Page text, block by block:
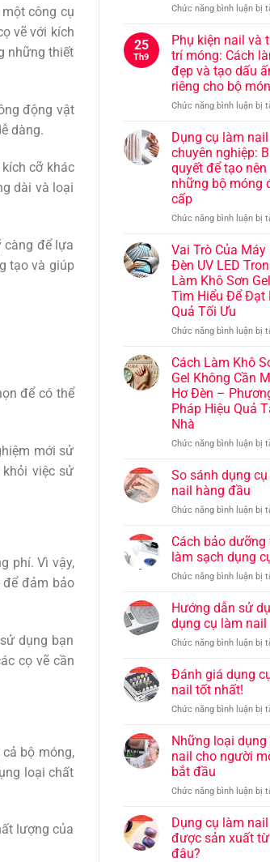
công cụ
vẽ với kích
những thiết
động vật
dàng.
cỡ khác
dài và loại
càng để lựa
tạo và giúp
để có thể
mới sử
việc sử
phí. Vì vậy,
đảm bảo
dụng bạn
cọ vẽ cần
bộ móng,
loại chất
lượng của
Chức năng bình luận bị
25
Th9
Phụ kiện nail và
trí móng: Cách
đẹp và tạo dấu
riêng cho bộ
Chức năng bình luận bị
Dụng cụ làm nail
chuyên nghiệp:
quyết để tạo nên
những bộ móng
cấp
Chức năng bình luận bị
Vai Trò Của Máy
Đèn UV LED
Làm Khô Sơn
Tìm Hiểu Để Đạt
Quả Tối Ưu
Chức năng bình luận bị
Cách Làm Khô
Gel Không Cần
Hơ Đèn –
Pháp Hiệu Quả
Nhà
Chức năng bình luận bị
So sánh dụng
nail hàng đầu
Chức năng bình luận bị
Cách bảo dưỡng
làm sạch dụng
Chức năng bình luận bị
Hướng dẫn sử
dụng cụ làm nail
Chức năng bình luận bị
Đánh giá dụng
nail tốt nhất!
Chức năng bình luận bị
Những loại dụng
nail cho người
bắt đầu
Chức năng bình luận bị
Dụng cụ làm nail
được sản xuất từ
đâu?